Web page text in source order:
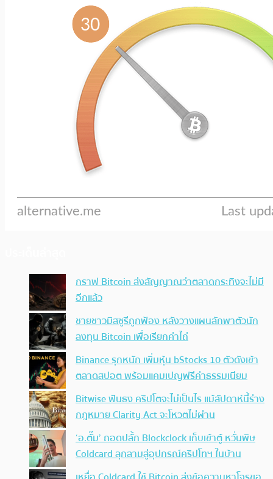
กราฟ Bitcoin ส่งสัญญาณว่าตลาดกระทิงจะไม่มี
อีกแล้ว
ชายชาวมิสซูรีถูกฟ้อง หลังวางแผนลักพาตัวนัก
ลงทุน Bitcoin เพื่อเรียกค่าไถ่
Binance รุกหนัก เพิ่มหุ้น bStocks 10 ตัวดังเข้า
ตลาดสปอต พร้อมแคมเปญฟรีค่าธรรมเนียม
Bitwise ฟันธง คริปโตจะไม่เป็นไร แม้สัปดาห์นี้ร่าง
กฎหมาย Clarity Act จะโหวตไม่ผ่าน
‘อ.ตั๊ม’ ถอดปลั้ก Blockclock เก็บเข้าตู้ หวั่นพิษ
Coldcard ลุกลามสู่อุปกรณ์คริปโทฯ ในบ้าน